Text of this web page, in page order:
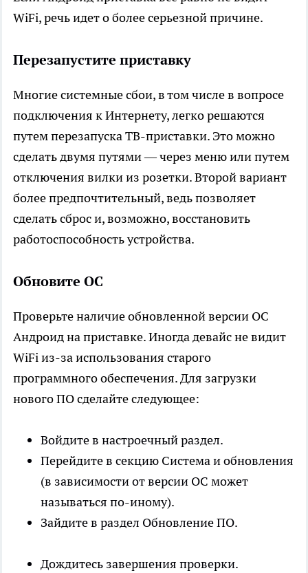
WiFi, речь идет о более серьезной причине.
Перезапустите приставку
Многие системные сбои, в том числе в вопросе
подключения к Интернету, легко решаются
путем перезапуска ТВ-приставки. Это можно
сделать двумя путями — через меню или путем
отключения вилки из розетки. Второй вариант
более предпочтительный, ведь позволяет
сделать сброс и, возможно, восстановить
работоспособность устройства.
Обновите ОС
Проверьте наличие обновленной версии ОС
Андроид на приставке. Иногда девайс не видит
WiFi из-за использования старого
программного обеспечения. Для загрузки
нового ПО сделайте следующее:
Войдите в настроечный раздел.
Перейдите в секцию Система и обновления
(в зависимости от версии ОС может
называться по-иному).
Зайдите в раздел Обновление ПО.
Дождитесь завершения проверки.